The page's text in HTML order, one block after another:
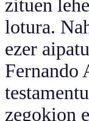
zituen
lotura.
ezer
Fernando
zegokion